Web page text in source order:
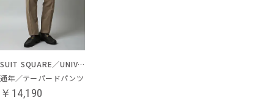
SUIT SQUARE／UNIVERSAL LANGUAGE
通年／テーパードパンツ
￥14,190